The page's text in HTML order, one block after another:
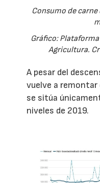
Consumo de
Gráfico:
Agricultura.
A pesar del
vuelve a remontar
se sitúa
niveles de 2019.